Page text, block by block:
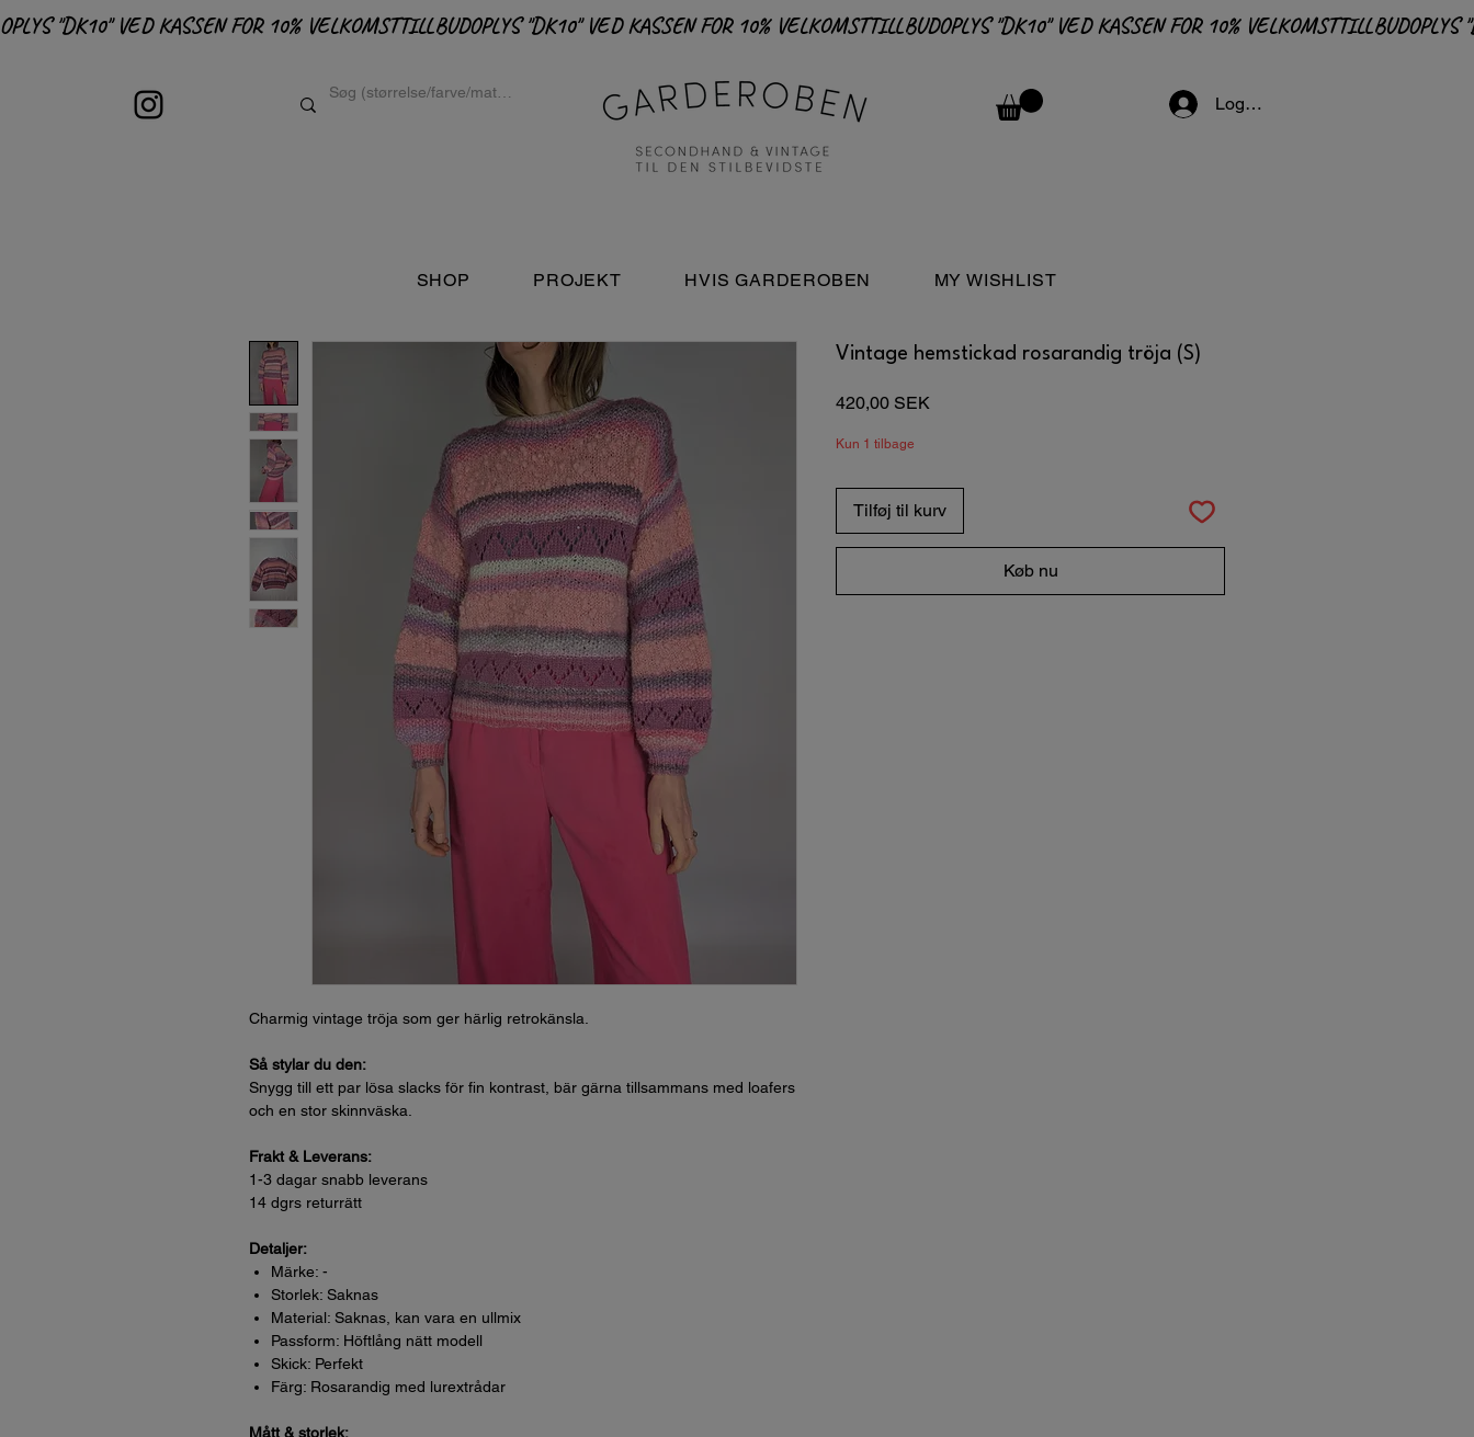
OPLYS "DK10" VED KASSEN FOR 10% VELKOMSTTILLBUD
Logga in
SHOP PROJEKT HVIS GARDEROBEN MY WISHLIST
Charmig vintage tröja som ger härlig retrokänsla.
Så stylar du den:
Snygg till ett par lösa slacks för fin kontrast, bär gärna tillsammans med loafers
och en stor skinnväska.
Frakt & Leverans:
1-3 dagar snabb leverans
14 dgrs returrätt
Detaljer:
Märke: -
Storlek: Saknas
Material: Saknas, kan vara en ullmix
Passform: Höftlång nätt modell
Skick: Perfekt
Färg: Rosarandig med lurextrådar
Mått & storlek:
Vintage hemstickad rosarandig tröja (S)
420,00 SEK
Kun 1 tilbage
Tilføj til kurv
Køb nu